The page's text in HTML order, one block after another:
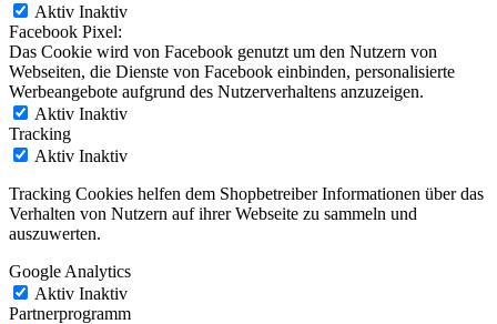
Aktiv Inaktiv
Facebook Pixel:
Das Cookie wird von Facebook genutzt um den Nutzern von
Webseiten, die Dienste von Facebook einbinden, personalisierte
Werbeangebote aufgrund des Nutzerverhaltens anzuzeigen.
Aktiv Inaktiv
Tracking
Aktiv Inaktiv
Tracking Cookies helfen dem Shopbetreiber Informationen über das
Verhalten von Nutzern auf ihrer Webseite zu sammeln und
auszuwerten.
Google Analytics
Aktiv Inaktiv
Partnerprogramm